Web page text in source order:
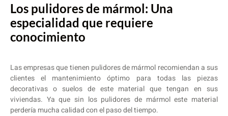
Los pulidores de mármol: Una
especialidad que requiere
conocimiento
Las empresas que tienen pulidores de mármol recomiendan a sus
clientes el mantenimiento óptimo para todas las piezas
decorativas o suelos de este material que tengan en sus
viviendas. Ya que sin los pulidores de mármol este material
perdería mucha calidad con el paso del tiempo.